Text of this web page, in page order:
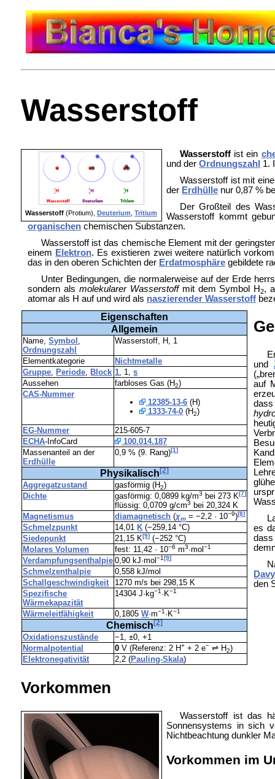
Wasserstoff
Wasserstoff(Protium), Deuterium Tritium
Wasserstoff ist ein
und derOrdnungszahl 1.
Wasserstoff ist mit
der Erdhülle nur 0,87 %
Der Großteil des
Wasserstoff kommt
organischenchemischen Substanzen.
Wasserstoff ist das chemische Element mit der
einem Elektron. Es existieren zwei weitere natürlich
das in den oberen Schichten der Erdatmosphäregebildete
Unter Bedingungen, die normalerweise auf der Erde
sondern als molekularer Wasserstoffmit dem Symbol H2,
atomar als H auf und wird als naszierender Wasserstoff
Eigenschaften
Allgemein
Name,Symbol ,
Ordnungszahl
Wasserstoff, H, 1
Elementkategorie
Nichtmetalle
Gruppe, Periode, Block 1, 1,s
Aussehen
farbloses Gas (H2)
CAS-Nummer
12385-13-6 (H)
1333-74-0 (H2)
EG-Nummer
215-605-7
ECHA-InfoCard
100.014.187
Massenanteil an der
Erdhülle
0,9 % (9. Rang)[1]
Physikalisch[2]
Aggregatzustand gasförmig (H2)
Dichte
gasförmig: 0,0899 kg/m3 bei 273 K[7]
flüssig: 0,0709 g/cm3
bei 20,324 K
Magnetismus
diamagnetisch (χm = −2,2 · 10−9)[8]
Schmelzpunkt 14,01 K (−259,14 °C)
Siedepunkt
21,15 K[9] (−252 °C)
Molares Volumen
fest: 11,42 · 10−6 m3·mol−1
Verdampfungsenthalpie 0,90 kJ·mol−1[9]
Schmelzenthalpie
0,558 kJ/mol
Schallgeschwindigkeit
1270 m/s bei 298,15 K
Spezifische
Wärmekapazität
14304 J·kg−1 ·K−1
Wärmeleitfähigkeit 0,1805W·m−1 ·K−1
Chemisch[2]
Oxidationszustände
−1, ±0, +1
Normalpotential
0 V (Referenz: 2 H+ + 2 e− ⇌ H2)
Elektronegativität
2,2 (Pauling-Skala)
und
auf
es
Davy
den
Vorkommen
Wasserstoff ist das
Sonnensystems in sich
Nichtbeachtungdunkler
Vorkommen im